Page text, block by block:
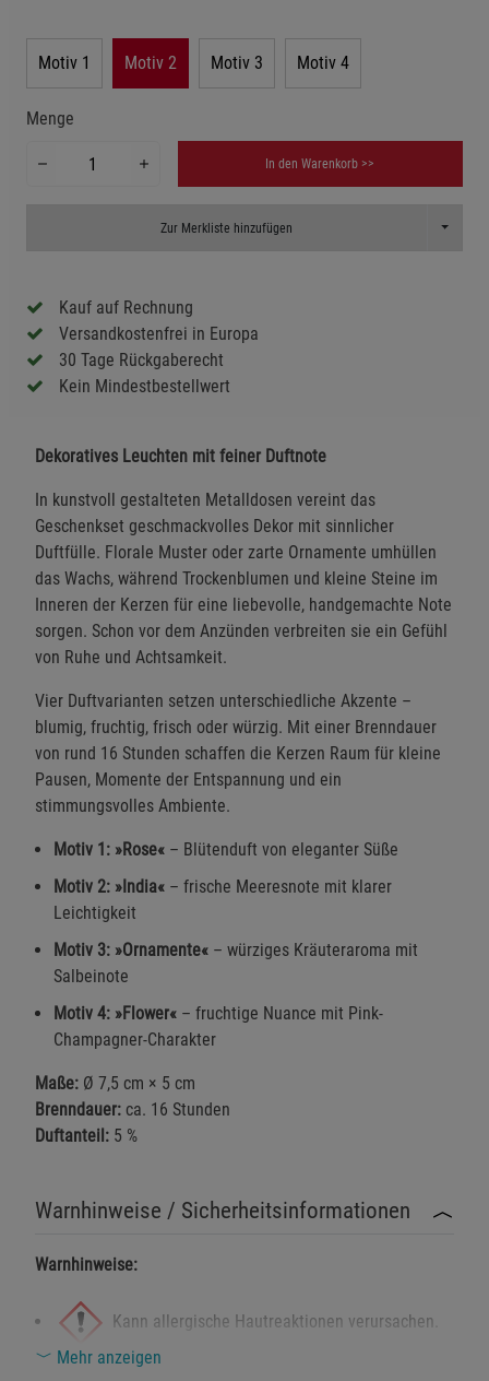
Motiv 1 Motiv 2 Motiv 3 Motiv 4
Menge
In den Warenkorb >>
Zur Merkliste hinzufügen Toggle
Kauf auf Rechnung
Versandkostenfrei in Europa
30 Tage Rückgaberecht
Kein Mindestbestellwert
Dekoratives Leuchten mit feiner Duftnote
In kunstvoll gestalteten Metalldosen vereint das
Geschenkset geschmackvolles Dekor mit sinnlicher
Duftfülle. Florale Muster oder zarte Ornamente umhüllen
das Wachs, während Trockenblumen und kleine Steine im
Inneren der Kerzen für eine liebevolle, handgemachte Note
sorgen. Schon vor dem Anzünden verbreiten sie ein Gefühl
von Ruhe und Achtsamkeit.
Vier Duftvarianten setzen unterschiedliche Akzente –
blumig, fruchtig, frisch oder würzig. Mit einer Brenndauer
von rund 16 Stunden schaffen die Kerzen Raum für kleine
Pausen, Momente der Entspannung und ein
stimmungsvolles Ambiente.
Motiv 1: »Rose« – Blütenduft von eleganter Süße
Motiv 2: »India« – frische Meeresnote mit klarer
Leichtigkeit
Motiv 3: »Ornamente« – würziges Kräuteraroma mit
Salbeinote
Motiv 4: »Flower« – fruchtige Nuance mit Pink-
Champagner-Charakter
Maße: Ø 7,5 cm × 5 cm
Brenndauer: ca. 16 Stunden
Duftanteil: 5 %
Warnhinweise / Sicherheitsinformationen
Warnhinweise:
Kann allergische Hautreaktionen verursachen.
Enthält Duftstoffe.
Mehr anzeigen